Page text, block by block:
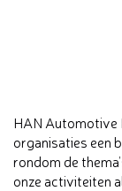
HAN Automotive
organisaties een
rondom de
onze activiteiten